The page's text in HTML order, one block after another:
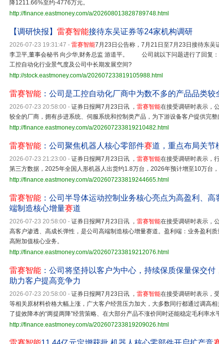
降1211.66%至约-4776万元。
http://finance.eastmoney.com/a/202608013828789748.html
【调研快报】 雷赛智能接待东吴证券等24家机构调研
2026-07-23 19:31:47 - 雷赛智能7月23日公告称，7月21日至7月23日接待东吴
李卫平,董事会秘书 向少华,财务总监 游道平。 公司就以下问题进行了回复：
工控自动化行业景气度及公司中长期发展空间?
http://stock.eastmoney.com/a/202607233819105988.html
雷赛智能 ：公司是工控自动化厂商中为数不多的产品品类较
2026-07-23 20:58:00 - 证券日报网7月23日讯 ， 雷赛智能在接受调研时表示，
较全的厂商，拥有步进系统、伺服系统和控制类产品，为下游设备客户提供完整
http://finance.eastmoney.com/a/202607233819210482.html
雷赛智能 ：公司聚焦机器人核心零部件赛道，重点布局关节
2026-07-23 21:23:00 - 证券日报网7月23日讯 ， 雷赛智能在接受调研时表示，
第三方数据，2025年全国人形机器人出货约1.8万台，2026年预计增至10万台
http://finance.eastmoney.com/a/202607233819244665.html
雷赛智能 ：公司半导体运动控制业务核心亮点为高盈利、
端制造核心增量赛道
2026-07-23 20:58:00 - 证券日报网7月23日讯 ， 雷赛智能在接受调研时表示，
高客户渗透、高成长弹性，是公司高端制造核心增量赛道。盈利端：业务盈利
高附加值核心业务。
http://finance.eastmoney.com/a/202607233819212076.html
雷赛智能 ：公司将坚持以客户为中心，持续保质保量保交
助力客户提高竞争力
2026-07-23 20:58:00 - 证券日报网7月23日讯 ， 雷赛智能在接受调研时表示，
等相关原材料价格大幅上涨，广大客户经营压力加大，大多数同行都通过调高
了提效降本的“两提两降”经营策略、在大部分产品不涨价同时还能稳定毛利率水
http://finance.eastmoney.com/a/202607233819209026.html